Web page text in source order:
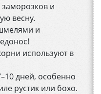
заморозков и
весну.
и
используют в
дней, особенно
рустик или бохо.